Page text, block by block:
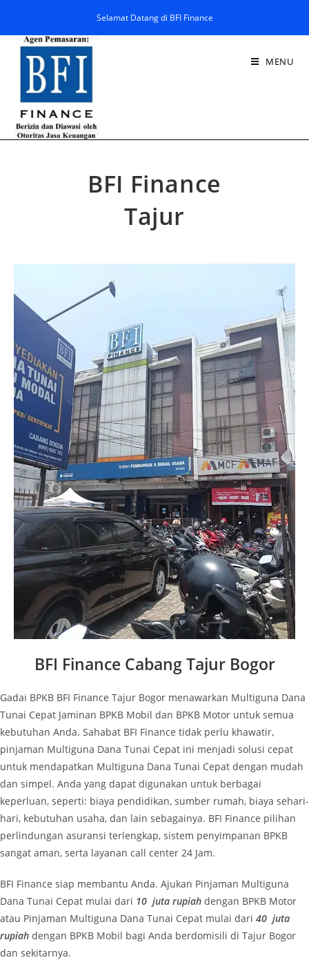
Selamat Datang di BFI Finance
MENU
BFI Finance
Tajur
BFI Finance Cabang Tajur Bogor
Gadai BPKB BFI Finance Tajur Bogor menawarkan Multiguna Dana
Tunai Cepat Jaminan BPKB Mobil dan BPKB Motor untuk semua
kebutuhan Anda. Sahabat BFI Finance tidak perlu khawatir,
pinjaman Multiguna Dana Tunai Cepat ini menjadi solusi cepat
untuk mendapatkan Multiguna Dana Tunai Cepat dengan mudah
dan simpel. Anda yang dapat digunakan untuk berbagai
keperluan, seperti: biaya pendidikan, sumber rumah, biaya sehari-
hari, kebutuhan usaha, dan lain sebagainya. BFI Finance pilihan
perlindungan asuransi terlengkap, sistem penyimpanan BPKB
sangat aman, serta layanan call center 24 Jam.
BFI Finance siap membantu Anda. Ajukan Pinjaman Multiguna
Dana Tunai Cepat mulai dari 10 juta rupiah dengan BPKB Motor
atau Pinjaman Multiguna Dana Tunai Cepat mulai dari 40 juta
rupiah dengan BPKB Mobil bagi Anda berdomisili di Tajur Bogor
dan sekitarnya.